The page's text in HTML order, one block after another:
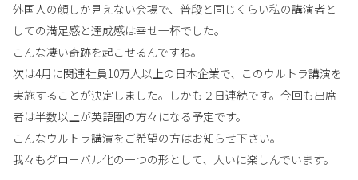
外国人の顔しか見えない会場で、普段と同じくらい私の講演者と
しての満足感と達成感は幸せ一杯でした。
こんな凄い奇跡を起こせるんですね。
次は4月に関連社員10万人以上の日本企業で、このウルトラ講演を
実施することが決定しました。しかも２日連続です。今回も出席
者は半数以上が英語圏の方々になる予定です。
こんなウルトラ講演をご希望の方はお知らせ下さい。
我々もグローバル化の一つの形として、大いに楽しんでいます。